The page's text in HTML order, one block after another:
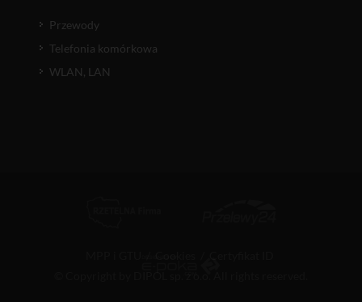
Przewody
Telefonia komórkowa
WLAN, LAN